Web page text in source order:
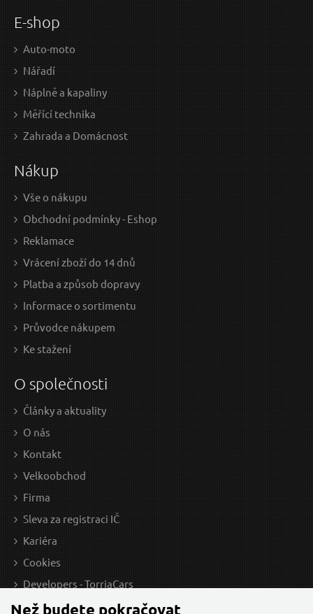
E-shop
Auto-moto
Nářadí
Náplně a kapaliny
Měřící technika
Zahrada a Domácnost
Nákup
Vše o nákupu
Obchodní podmínky - Eshop
Reklamace
Vrácení zboží do 14 dnů
Platba a způsob dopravy
Informace o sortimentu
Průvodce nákupem
Ke stažení
O společnosti
Články a aktuality
O nás
Kontakt
Velkoobchod
Firma
Sleva za registraci IČ
Kariéra
Cookies
Developers - TorriaCars
Než budete pokračovat